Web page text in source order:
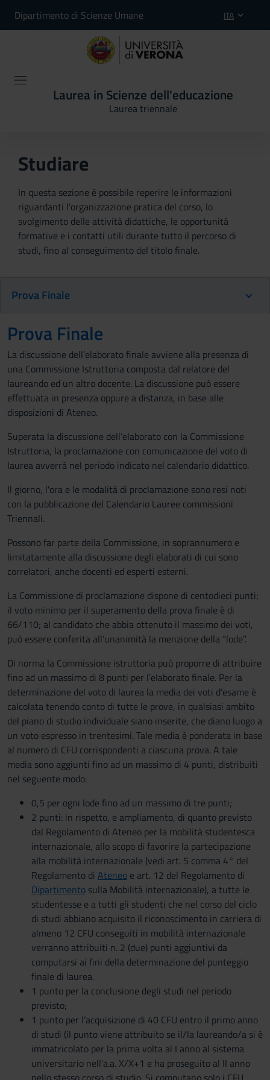
Dipartimento di Scienze Umane ITA
Laurea in Scienze dell'educazione
Laurea triennale
Studiare
In questa sezione è possibile reperire le informazioni
riguardanti l'organizzazione pratica del corso, lo
svolgimento delle attività didattiche, le opportunità
formative e i contatti utili durante tutto il percorso di
studi, fino al conseguimento del titolo finale.
Prova Finale
Prova Finale
La discussione dell’elaborato finale avviene alla presenza di
una Commissione Istruttoria composta dal relatore del
laureando ed un altro docente. La discussione può essere
effettuata in presenza oppure a distanza, in base alle
disposizioni di Ateneo.
Superata la discussione dell’elaborato con la Commissione
Istruttoria, la proclamazione con comunicazione del voto di
laurea avverrà nel periodo indicato nel calendario didattico.
Il giorno, l'ora e le modalità di proclamazione sono resi noti
con la pubblicazione del Calendario Lauree commissioni
Triennali.
Possono far parte della Commissione, in soprannumero e
limitatamente alla discussione degli elaborati di cui sono
correlatori, anche docenti ed esperti esterni.
La Commissione di proclamazione dispone di centodieci punti;
il voto minimo per il superamento della prova finale è di
66/110; al candidato che abbia ottenuto il massimo dei voti,
può essere conferita all’unanimità la menzione della “lode”.
Di norma la Commissione istruttoria può proporre di attribuire
fino ad un massimo di 8 punti per l’elaborato finale. Per la
determinazione del voto di laurea la media dei voti d’esame è
calcolata tenendo conto di tutte le prove, in qualsiasi ambito
del piano di studio individuale siano inserite, che diano luogo a
un voto espresso in trentesimi. Tale media è ponderata in base
al numero di CFU corrispondenti a ciascuna prova. A tale
media sono aggiunti fino ad un massimo di 4 punti, distribuiti
nel seguente modo:
0,5 per ogni lode fino ad un massimo di tre punti;
2 punti: in rispetto, e ampliamento, di quanto previsto
dal Regolamento di Ateneo per la mobilità studentesca
internazionale, allo scopo di favorire la partecipazione
alla mobilità internazionale (vedi art. 5 comma 4° del
Regolamento di Ateneo e art. 12 del Regolamento di
Dipartimento sulla Mobilità internazionale), a tutte le
studentesse e a tutti gli studenti che nel corso del ciclo
di studi abbiano acquisito il riconoscimento in carriera di
almeno 12 CFU conseguiti in mobilità internazionale
verranno attribuiti n. 2 (due) punti aggiuntivi da
computarsi ai fini della determinazione del punteggio
finale di laurea.
1 punto per la conclusione degli studi nel periodo
previsto;
1 punto per l’acquisizione di 40 CFU entro il primo anno
di studi (il punto viene attribuito se il/la laureando/a si è
immatricolato per la prima volta al I anno al sistema
universitario nell'a.a. X/X+1 e ha proseguito al II anno